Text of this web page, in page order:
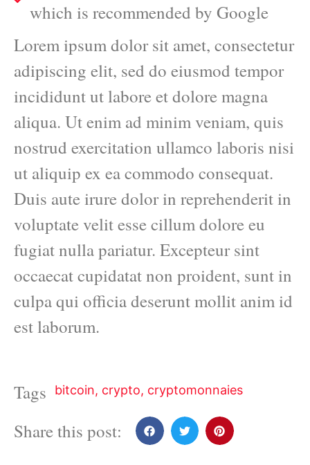
which is recommended by Google
Lorem ipsum dolor sit amet, consectetur
adipiscing elit, sed do eiusmod tempor
incididunt ut labore et dolore magna
aliqua. Ut enim ad minim veniam, quis
nostrud exercitation ullamco laboris nisi
ut aliquip ex ea commodo consequat.
Duis aute irure dolor in reprehenderit in
voluptate velit esse cillum dolore eu
fugiat nulla pariatur. Excepteur sint
occaecat cupidatat non proident, sunt in
culpa qui officia deserunt mollit anim id
est laborum.
Tags bitcoin, crypto, cryptomonnaies
Share this post: